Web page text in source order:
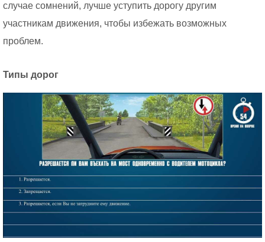
случае сомнений, лучше уступить дорогу другим
участникам движения, чтобы избежать возможных
проблем.
Типы дорог